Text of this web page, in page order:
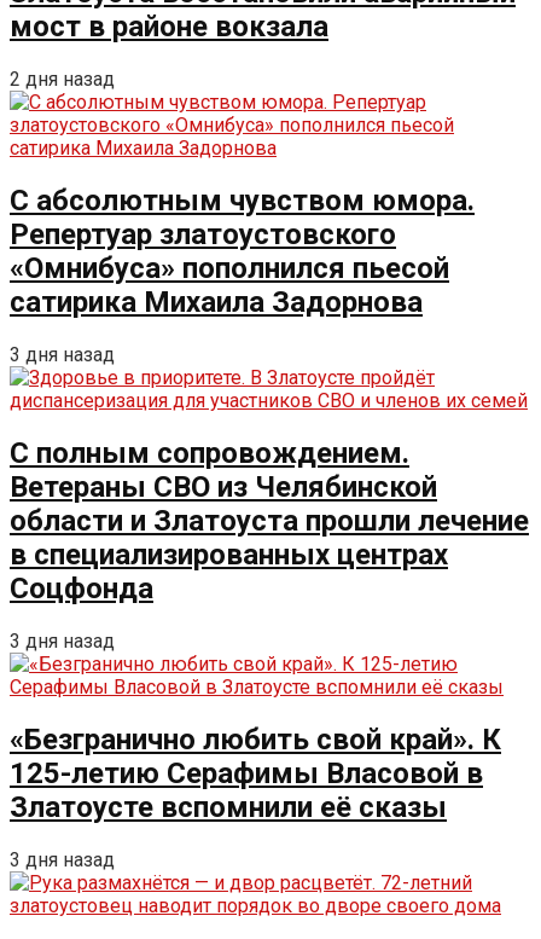
мост в районе вокзала
2 дня назад
С абсолютным чувством юмора.
Репертуар златоустовского
«Омнибуса» пополнился пьесой
сатирика Михаила Задорнова
3 дня назад
С полным сопровождением.
Ветераны СВО из Челябинской
области и Златоуста прошли лечение
в специализированных центрах
Соцфонда
3 дня назад
«Безгранично любить свой край». К
125-летию Серафимы Власовой в
Златоусте вспомнили её сказы
3 дня назад